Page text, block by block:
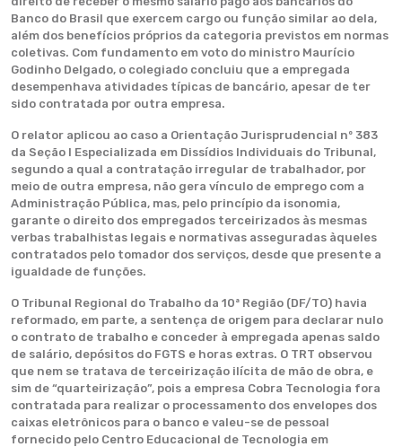
Banco do Brasil que exercem cargo ou função similar ao dela,
além dos benefícios próprios da categoria previstos em normas
coletivas. Com fundamento em voto do ministro Maurício
Godinho Delgado, o colegiado concluiu que a empregada
desempenhava atividades típicas de bancário, apesar de ter
sido contratada por outra empresa.
O relator aplicou ao caso a Orientação Jurisprudencial nº 383
da Seção I Especializada em Dissídios Individuais do Tribunal,
segundo a qual a contratação irregular de trabalhador, por
meio de outra empresa, não gera vínculo de emprego com a
Administração Pública, mas, pelo princípio da isonomia,
garante o direito dos empregados terceirizados às mesmas
verbas trabalhistas legais e normativas asseguradas àqueles
contratados pelo tomador dos serviços, desde que presente a
igualdade de funções.
O Tribunal Regional do Trabalho da 10ª Região (DF/TO) havia
reformado, em parte, a sentença de origem para declarar nulo
o contrato de trabalho e conceder à empregada apenas saldo
de salário, depósitos do FGTS e horas extras. O TRT observou
que nem se tratava de terceirização ilícita de mão de obra, e
sim de “quarteirização”, pois a empresa Cobra Tecnologia fora
contratada para realizar o processamento dos envelopes dos
caixas eletrônicos para o banco e valeu-se de pessoal
fornecido pelo Centro Educacional de Tecnologia em